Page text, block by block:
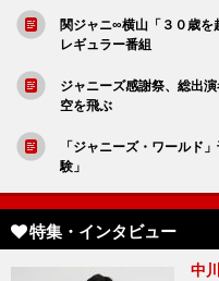
関ジャニ∞横山「３０歳
レギュラー番組
ジャニーズ感謝祭、総出
空を飛ぶ
「ジャニーズ・ワールド
験」
特集・インタビュー
中